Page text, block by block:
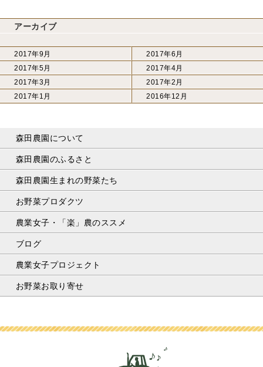
アーカイブ
2017年9月
2017年6月
2017年5月
2017年4月
2017年3月
2017年2月
2017年1月
2016年12月
森田農園について
森田農園のふるさと
森田農園生まれの野菜たち
お野菜プロダクツ
農業女子・「楽」農のススメ
ブログ
農業女子プロジェクト
お野菜お取り寄せ